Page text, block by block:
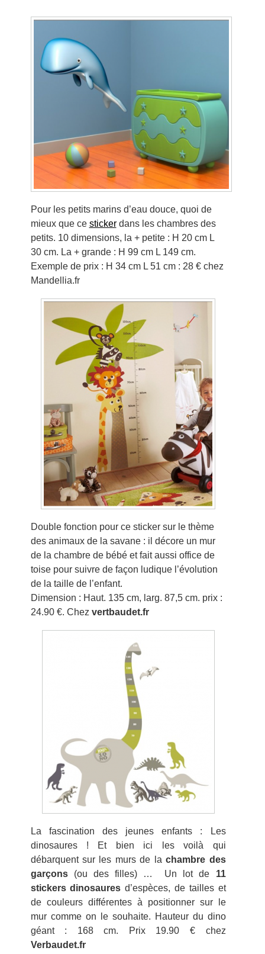
Pour les petits marins d’eau douce, quoi de
mieux que ce stickerdans les chambres des
petits. 10 dimensions, la + petite : H 20 cm L
30 cm. La + grande : H 99 cm L 149 cm.
Exemple de prix : H 34 cm L 51 cm : 28 € chez
Mandellia.fr
Double fonction pour ce sticker sur le thème
des animaux de la savane : il décore un mur
de la chambre de bébé et fait aussi office de
toise pour suivre de façon ludique l’évolution
de la taille de l’enfant.
Dimension : Haut. 135 cm, larg. 87,5 cm. prix :
24.90 €. Chez vertbaudet.fr
La fascination des jeunes enfants : Les
dinosaures ! Et bien ici les voilà qui
débarquent sur les murs de lachambre des
garçons(ou des filles) … Un lot de 11
stickers dinosaures d’espèces, de tailles et
de couleurs différentes à positionner sur le
mur comme on le souhaite. Hauteur du dino
géant : 168 cm. Prix 19.90 € chez
Verbaudet.fr